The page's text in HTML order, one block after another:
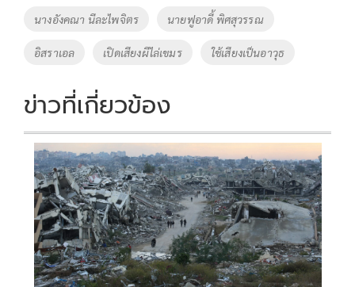
o
k
n
k
นางอังคณา นีละไพจิตร นายฟูอาดี้ พิศสุวรรณ
อิสราเอล เปิดเสียงผีไล่เขมร ใช้เสียงเป็นอาวุธ
ข่าวที่เกี่ยวข้อง